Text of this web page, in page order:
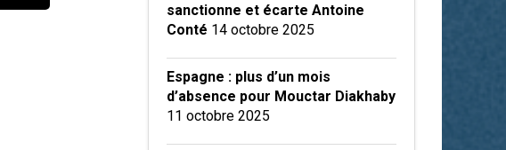
sanctionne et écarte Antoine
Conté 14 octobre 2025
Espagne : plus d’un mois
d’absence pour Mouctar Diakhaby
11 octobre 2025